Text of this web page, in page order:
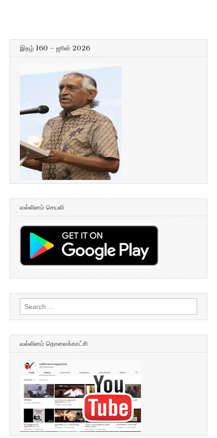
இதழ் 160 – ஜூன் 2026
வல்லினம் செயலி
Search
for:
வல்லினம் தொலைக்காட்சி